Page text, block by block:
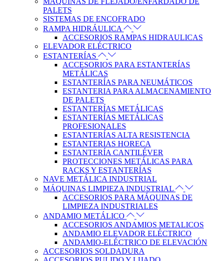
PALETS
SISTEMAS DE ENCOFRADO
RAMPA HIDRÁULICA
ACCESORIOS RAMPAS HIDRAULICAS
ELEVADOR ELÉCTRICO
ESTANTERÍAS
ACCESORIOS PARA ESTANTERÍAS
METÁLICAS
ESTANTERÍAS PARA NEUMÁTICOS
ESTANTERIA PARA ALMACENAMIENTO
DE PALETS
ESTANTERÍAS METÁLICAS
ESTANTERÍAS METÁLICAS
PROFESIONALES
ESTANTERÍAS ALTA RESISTENCIA
ESTANTERIAS HORECA
ESTANTERÍA CANTILÉVER
PROTECCIONES METÁLICAS PARA
RACKS Y ESTANTERÍAS
NAVE METÁLICA INDUSTRIAL
MÁQUINAS LIMPIEZA INDUSTRIAL
ACCESORIOS PARA MÁQUINAS DE
LIMPIEZA INDUSTRIALES
ANDAMIO METÁLICO
ACCESORIOS ANDAMIOS METALICOS
ANDAMIO ELEVADOR ELÉCTRICO
ANDAMIO-ELÉCTRICO DE ELEVACIÓN
ACCESORIOS SOLDADURA